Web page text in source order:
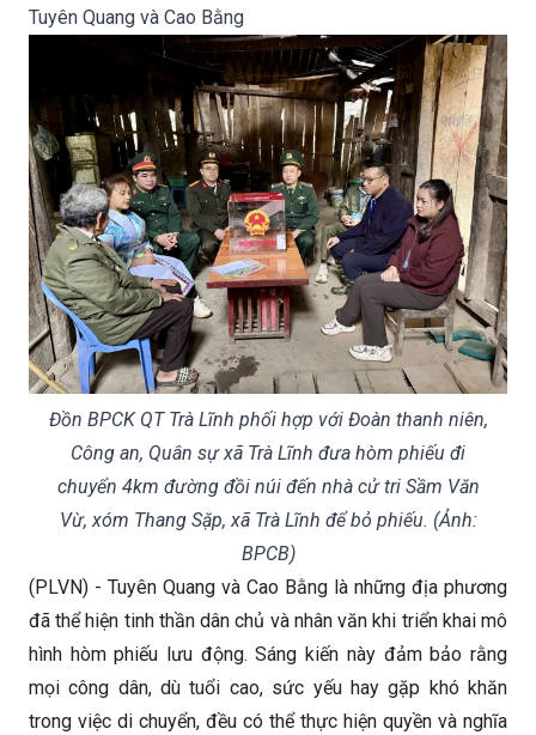
Tuyên Quang và Cao Bằng
Đồn BPCK QT Trà Lĩnh phối hợp với Đoàn thanh niên,
Công an, Quân sự xã Trà Lĩnh đưa hòm phiếu đi
chuyển 4km đường đồi núi đến nhà cử tri Sầm Văn
Vừ, xóm Thang Sặp, xã Trà Lĩnh để bỏ phiếu. (Ảnh:
BPCB)
(PLVN) - Tuyên Quang và Cao Bằng là những địa phương
đã thể hiện tinh thần dân chủ và nhân văn khi triển khai mô
hình hòm phiếu lưu động. Sáng kiến này đảm bảo rằng
mọi công dân, dù tuổi cao, sức yếu hay gặp khó khăn
trong việc di chuyển, đều có thể thực hiện quyền và nghĩa